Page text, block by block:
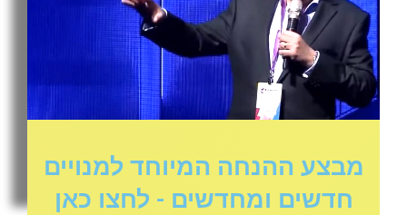
מבצע ההנחה המיוחד למנויים
חדשים ומחדשים - לחצו כאן